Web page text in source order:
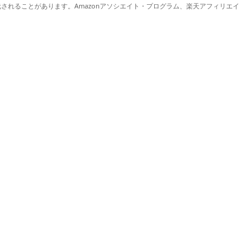
れることがあります。Amazonアソシエイト・プログラム、楽天アフィリエイ